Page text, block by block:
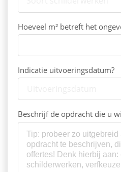
Hoeveel m² betreft het
Indicatie uitvoeringsdatum?
Beschrijf de opdracht die u